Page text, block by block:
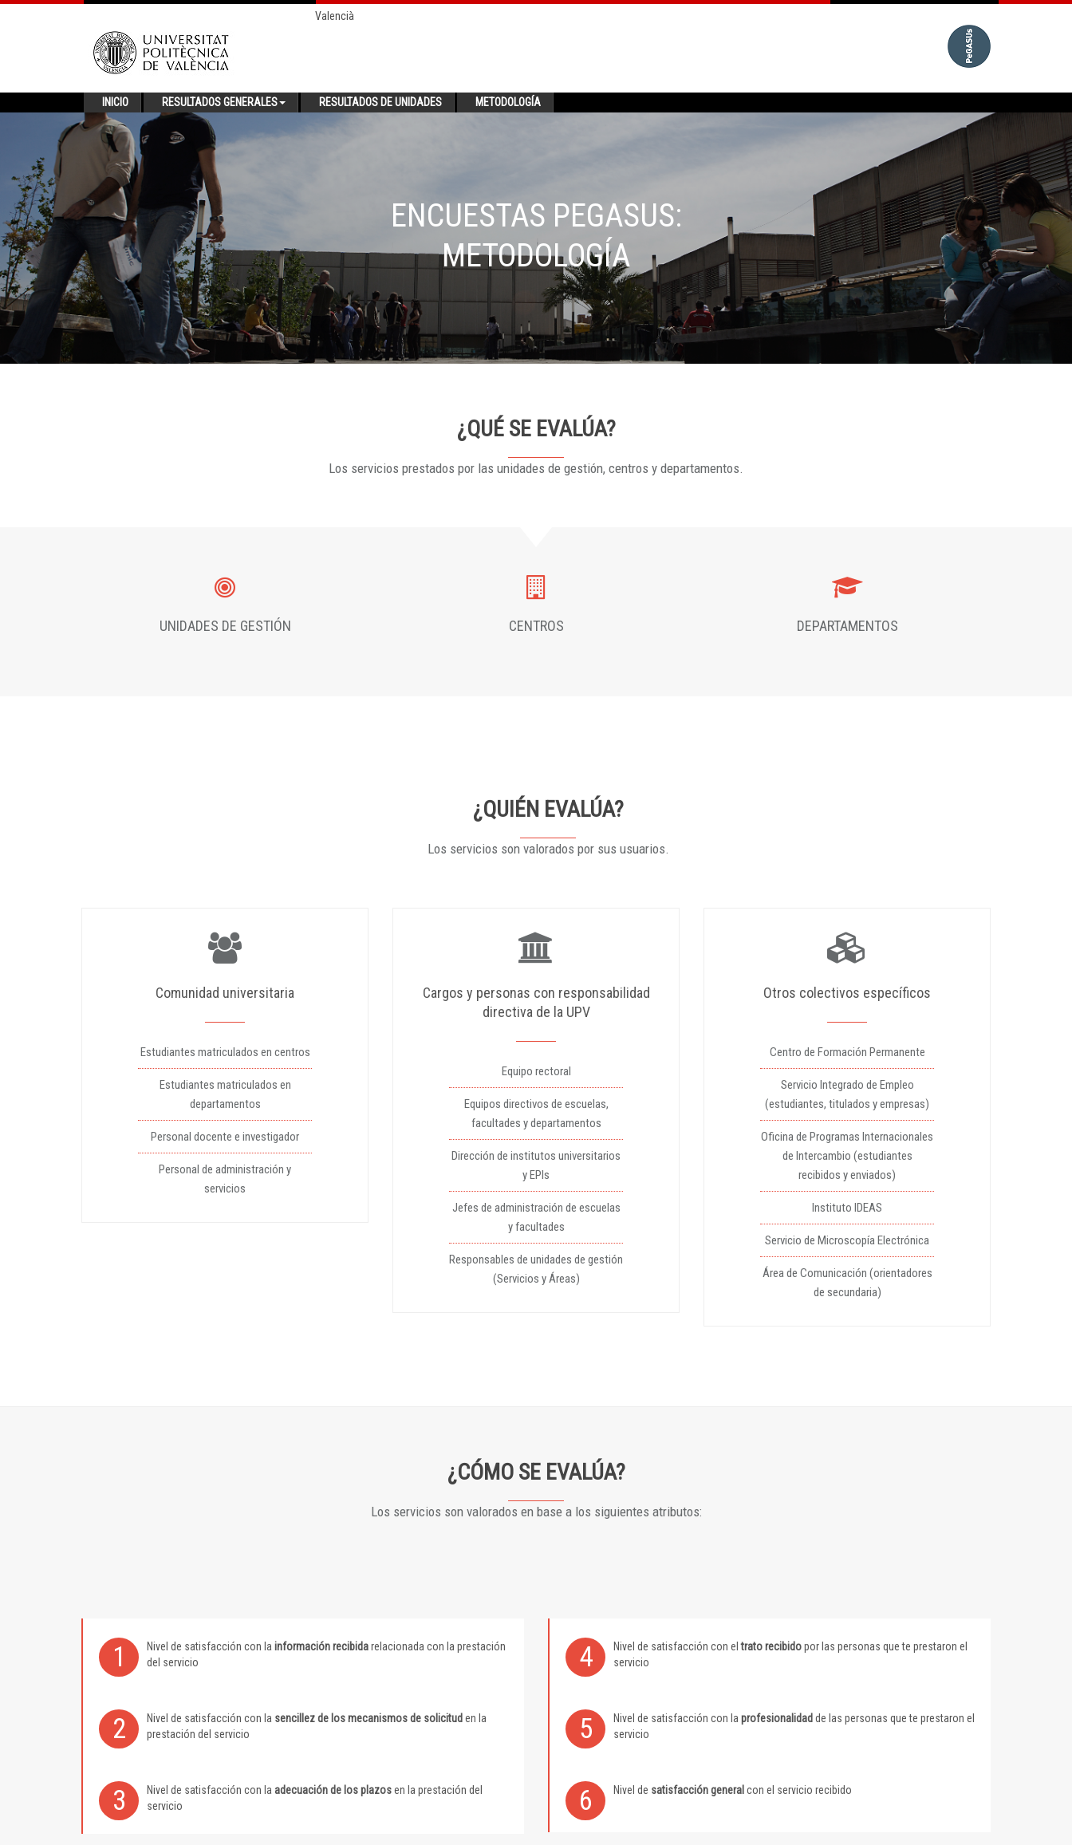
Valencià
INICIO RESULTADOS GENERALES RESULTADOS DE UNIDADES METODOLOGÍA
ENCUESTAS PEGASUS:
METODOLOGÍA
¿QUÉ SE EVALÚA?
Los servicios prestados por las unidades de gestión, centros y departamentos.
UNIDADES DE GESTIÓN CENTROS DEPARTAMENTOS
¿QUIÉN EVALÚA?
Los servicios son valorados por sus usuarios.
Comunidad universitaria
Estudiantes matriculados en centros
Estudiantes matriculados en
departamentos
Personal docente e investigador
Personal de administración y
servicios
Cargos y personas con responsabilidad
directiva de la UPV
Equipo rectoral
Equipos directivos de escuelas,
facultades y departamentos
Dirección de institutos universitarios
y EPIs
Jefes de administración de escuelas
y facultades
Responsables de unidades de gestión
(Servicios y Áreas)
Otros colectivos específicos
Centro de Formación Permanente
Servicio Integrado de Empleo
(estudiantes, titulados y empresas)
Oficina de Programas Internacionales
de Intercambio (estudiantes
recibidos y enviados)
Instituto IDEAS
Servicio de Microscopía Electrónica
Área de Comunicación (orientadores
de secundaria)
¿CÓMO SE EVALÚA?
Los servicios son valorados en base a los siguientes atributos:
1 Nivel de satisfacción con la información recibidarelacionada con la prestación
del servicio
4 Nivel de satisfacción con eltrato recibidopor las personas que te prestaron el
servicio
2 Nivel de satisfacción con la sencillez de los mecanismos de solicitud en la
prestación del servicio
5 Nivel de satisfacción con la profesionalidad de las personas que te prestaron el
servicio
3 Nivel de satisfacción con la adecuación de los plazosen la prestación del
servicio
6 Nivel de satisfacción general con el servicio recibido